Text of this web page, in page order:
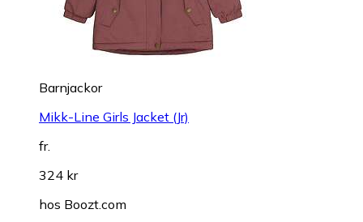
Barnjackor
Mikk-Line Girls Jacket (Jr)
fr.
324 kr
hos Boozt.com